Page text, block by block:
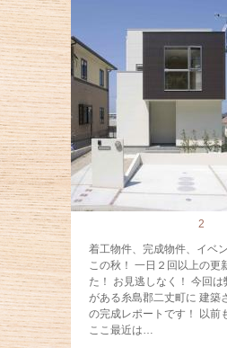
2
着工物件、完成物件、イベ
この秋！ 一日２回以上の更
た！ お見逃しなく！ 今回
がある糸島郡二丈町に 建築
の完成レポートです！ 以前
ここ最近は…